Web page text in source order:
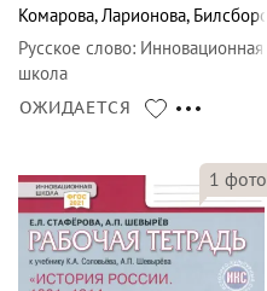
Комарова,Ларионова, Билсборо
Русское слово: Инновационная
школа
ОЖИДАЕТСЯ
1 фото